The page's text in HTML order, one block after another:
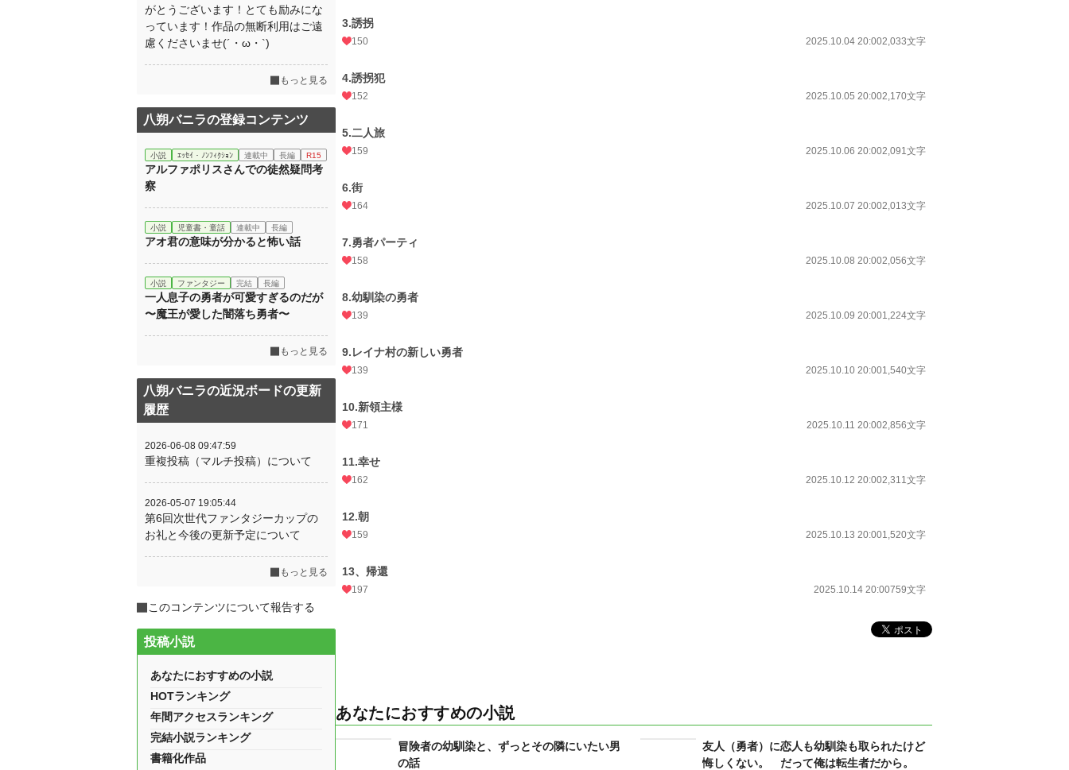
3.誘拐
150 2025.10.04 20:002,033文字
4.誘拐犯
152 2025.10.05 20:002,170文字
5.二人旅
159 2025.10.06 20:002,091文字
6.街
164 2025.10.07 20:002,013文字
7.勇者パーティ
158 2025.10.08 20:002,056文字
8.幼馴染の勇者
139 2025.10.09 20:001,224文字
9.レイナ村の新しい勇者
139 2025.10.10 20:001,540文字
10.新領主様
171 2025.10.11 20:002,856文字
11.幸せ
162 2025.10.12 20:002,311文字
12.朝
159 2025.10.13 20:001,520文字
13、帰還
197 2025.10.14 20:00759文字
あなたにおすすめの小説
冒険者の幼馴染と、ずっとその隣にいたい男
の話
友人（勇者）に恋人も幼馴染も取られたけど
悔しくない。 だって俺は転生者だから。
がとうございます！とても励みにな
っています！作品の無断利用はご遠
慮くださいませ(´・ω・`)
もっと見る
八朔バニラの登録コンテンツ
小説 ｴｯｾｲ・ﾉﾝﾌｨｸｼｮﾝ 連載中 長編 R15
アルファポリスさんでの徒然疑問考
察
小説 児童書・童話 連載中 長編
アオ君の意味が分かると怖い話
小説 ファンタジー 完結 長編
一人息子の勇者が可愛すぎるのだが
〜魔王が愛した闇落ち勇者〜
もっと見る
八朔バニラの近況ボードの更新
履歴
2026-06-08 09:47:59
重複投稿（マルチ投稿）について
2026-05-07 19:05:44
第6回次世代ファンタジーカップの
お礼と今後の更新予定について
もっと見る
このコンテンツについて報告する
投稿小説
あなたにおすすめの小説
HOTランキング
年間アクセスランキング
完結小説ランキング
書籍化作品